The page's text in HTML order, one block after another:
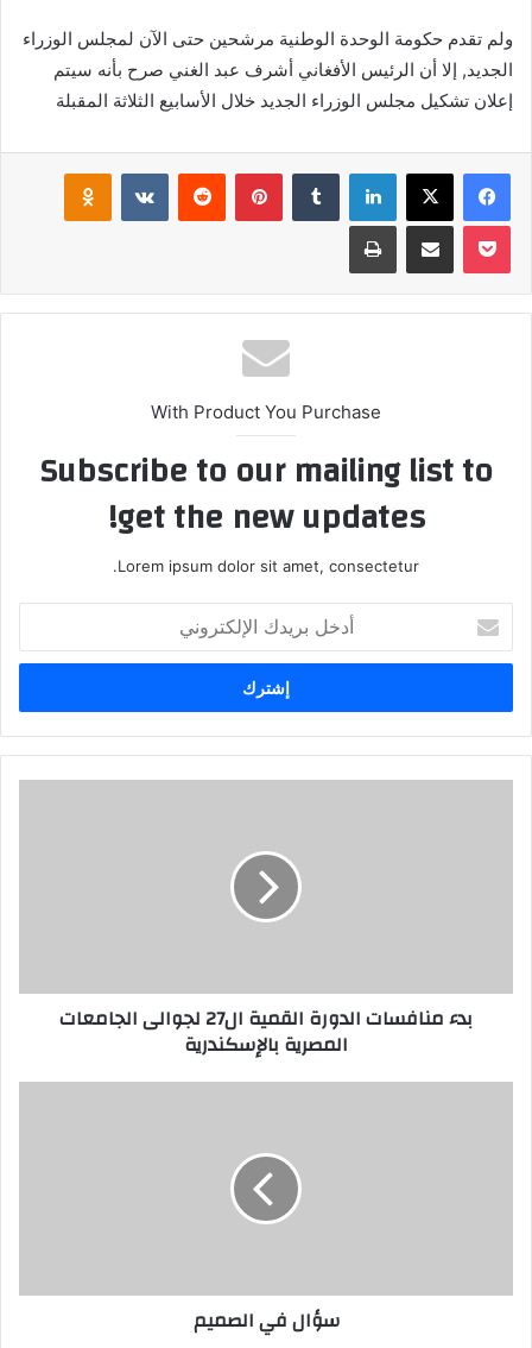
ولم تقدم حكومة الوحدة الوطنية مرشحين حتى الآن لمجلس الوزراء
الجديد, إلا أن الرئيس الأفغاني أشرف عبد الغني صرح بأنه سيتم
إعلان تشكيل مجلس الوزراء الجديد خلال الأسابيع الثلاثة المقبلة
فيسبوك ‫X لينكدإن بينتيريست
‫Pocket مشاركة عبر البريد طباعة
With Product You Purchase
Subscribe to our mailing list to
get the new updates!
Lorem ipsum dolor sit amet, consectetur.
بريدك
الإلكتروني
بدء منافسات الدورة القمية ال27 لجوالى الجامعات
المصرية بالإسكندرية
سؤال في الصميم